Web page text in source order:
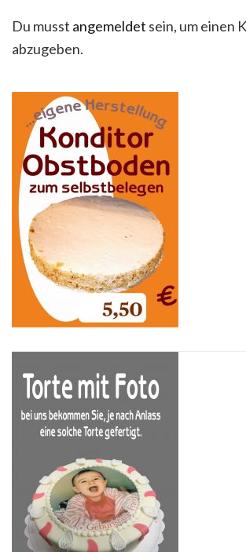
Du musst angemeldet sein, um einen
abzugeben.